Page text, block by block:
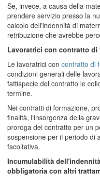
Se, invece, a causa della
prendere servizio presso la
calcolo dell'indennità di
retribuzione che avrebbe
Lavoratrici con contratto di
Le lavoratrici con contratto di
condizioni generali delle
fattispecie del contratto le
termine.
Nei contratti di formazione,
finalità, l'insorgenza della
proroga del contratto per un
sospensione per il periodo di
facoltativa.
Incumulabilità
obbligatoria con altri